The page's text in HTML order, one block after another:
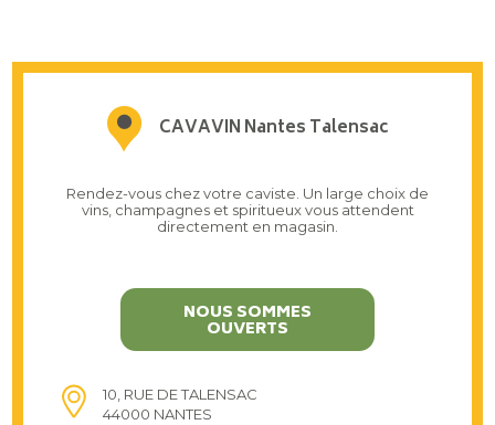
CAVAVIN Nantes Talensac
Rendez-vous chez votre caviste. Un large choix de
vins, champagnes et spiritueux vous attendent
directement en magasin.
NOUS SOMMES
OUVERTS
10, RUE DE TALENSAC
44000 NANTES